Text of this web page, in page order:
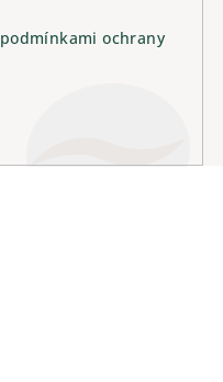
podmínkami ochrany